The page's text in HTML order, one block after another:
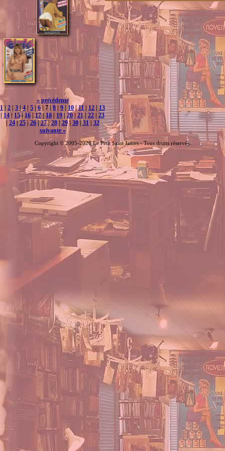
« précédente
1| 2 3|4 5 6| 7 |8 9 10 |11 12
13
14 15|16|17| 18| 19 20 21 22
23
24|25|26|27|28| 29|30|31| 32
suivante »
Copyright © 2005-2026 Le Petit Saint James - Tous droits réservés.